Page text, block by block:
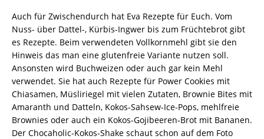
Auch für Zwischendurch hat Eva Rezepte für Euch. Vom
Nuss- über Dattel-, Kürbis-Ingwer bis zum Früchtebrot gibt
es Rezepte. Beim verwendeten Vollkornmehl gibt sie den
Hinweis das man eine glutenfreie Variante nutzen soll.
Ansonsten wird Buchweizen oder auch gar kein Mehl
verwendet. Sie hat auch Rezepte für Power Cookies mit
Chiasamen, Müsliriegel mit vielen Zutaten, Brownie Bites mit
Amaranth und Datteln, Kokos-Sahsew-Ice-Pops, mehlfreie
Brownies oder auch ein Kokos-Gojibeeren-Brot mit Bananen.
Der Chocaholic-Kokos-Shake schaut schon auf dem Foto